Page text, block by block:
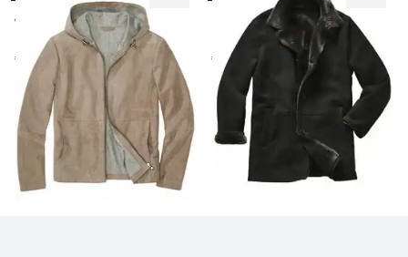
Regular Fit
Velours-Hoodie Voyager
€ 449,00
Regular Fit
Purer Lammfellmantel
€ 1.299,00
Seite 1 geladen. Zeige Produkte 1 bis 14 von 14.